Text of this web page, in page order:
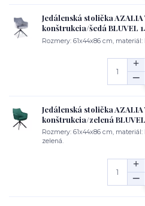
Jedálenská stolička
konštrukcia/šedá BLUVEL
Rozmery: 61x44x86 cm, materiál:
Jedálenská stolička
konštrukcia/zelená
Rozmery: 61x44x86 cm,
zelená.